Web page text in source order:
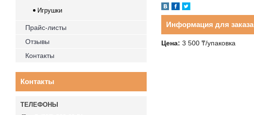
Информация для заказа
Цена: 3 500 ₸/упаковка
Игрушки
Прайс-листы
Отзывы
Контакты
Контакты